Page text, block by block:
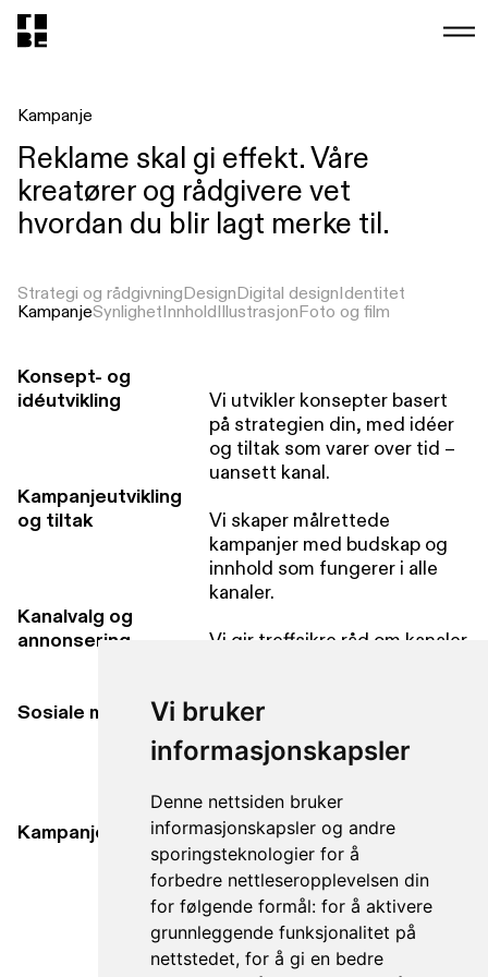
Vi bruker
informasjonskapsler
Denne nettsiden bruker
informasjonskapsler og andre
sporingsteknologier for å
forbedre nettleseropplevelsen din
for følgende formål: for å aktivere
grunnleggende funksjonalitet på
nettstedet, for å gi en bedre
Kampanje
Reklame skal gi effekt. Våre
kreatører og rådgivere vet
hvordan du blir lagt merke til.
Strategi og rådgivningDesignDigital designIdentitet
KampanjeSynlighetInnholdIllustrasjonFoto og film
Konsept- og
idéutvikling
Vi utvikler konsepter basert
på strategien din, med idéer
og tiltak som varer over tid –
uansett kanal.
Kampanjeutvikling
og tiltak
Vi skaper målrettede
kampanjer med budskap og
innhold som fungerer i alle
kanaler.
Kanalvalg og
annonsering
Vi gir treffsikre råd om kanaler
Sosiale medier
Vi tilpasser innhold og
kampanjer som treffer
SoMe-kanalene.
Kampanjesider
Vi designer landingssider
som støtter kampanjen og
konverterer besøk til
resultater.